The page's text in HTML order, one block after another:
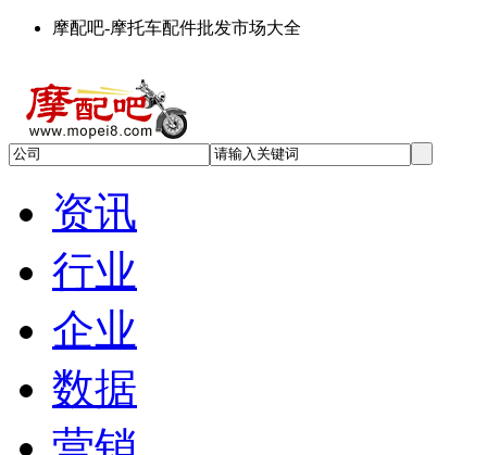
摩配吧-摩托车配件批发市场大全
资讯
行业
企业
数据